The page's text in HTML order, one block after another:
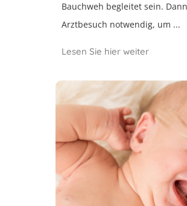
Bauchweh begleitet sein.
Arztbesuch notwendig, um ...
Lesen Sie hier weiter